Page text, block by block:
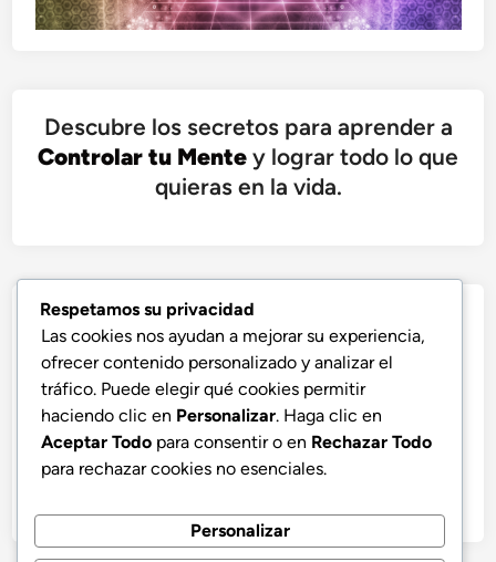
Descubre los secretos para aprender a
Controlar tu Mente y lograr todo lo que
quieras en la vida.
Respetamos su privacidad
Las cookies nos ayudan a mejorar su experiencia,
ofrecer contenido personalizado y analizar el
tráfico. Puede elegir qué cookies permitir
haciendo clic en Personalizar. Haga clic en
Aceptar Todo para consentir o en Rechazar Todo
para rechazar cookies no esenciales.
Personalizar